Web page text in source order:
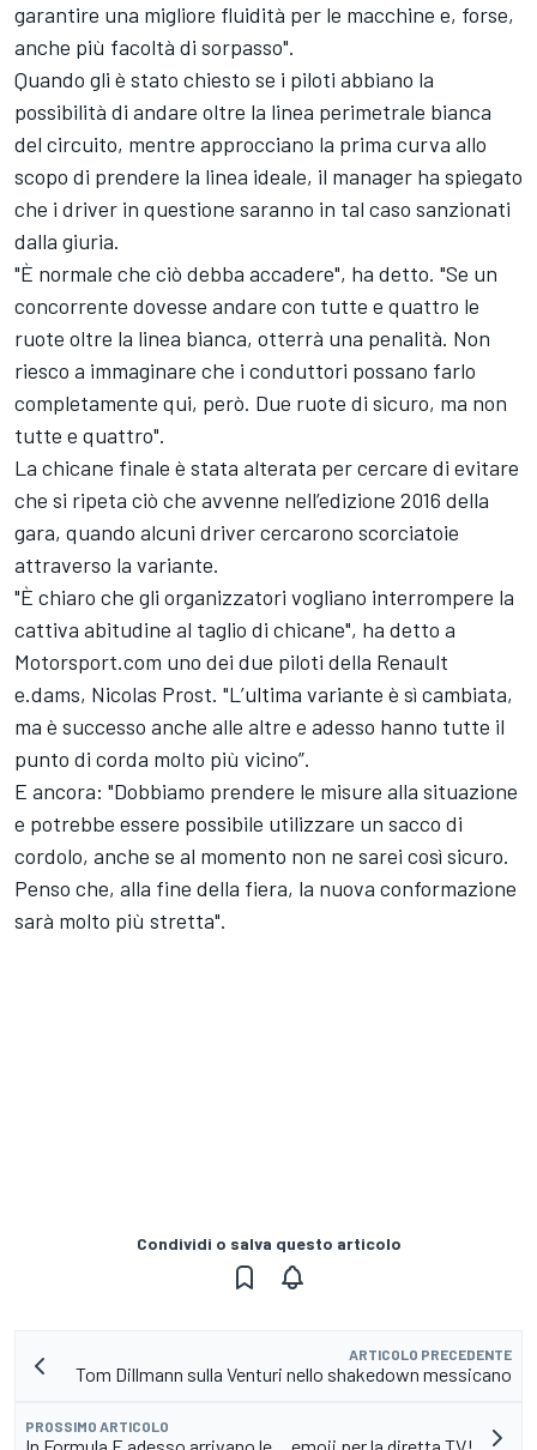
garantire una migliore fluidità per le macchine e, forse,
anche più facoltà di sorpasso".
Quando gli è stato chiesto se i piloti abbiano la
possibilità di andare oltre la linea perimetrale bianca
del circuito, mentre approcciano la prima curva allo
scopo di prendere la linea ideale, il manager ha spiegato
che i driver in questione saranno in tal caso sanzionati
dalla giuria.
"È normale che ciò debba accadere", ha detto. "Se un
concorrente dovesse andare con tutte e quattro le
ruote oltre la linea bianca, otterrà una penalità. Non
riesco a immaginare che i conduttori possano farlo
completamente qui, però. Due ruote di sicuro, ma non
tutte e quattro".
La chicane finale è stata alterata per cercare di evitare
che si ripeta ciò che avvenne nell’edizione 2016 della
gara, quando alcuni driver cercarono scorciatoie
attraverso la variante.
"È chiaro che gli organizzatori vogliano interrompere la
cattiva abitudine al taglio di chicane", ha detto a
Motorsport.com uno dei due piloti della Renault
e.dams, Nicolas Prost. "L’ultima variante è sì cambiata,
ma è successo anche alle altre e adesso hanno tutte il
punto di corda molto più vicino”.
E ancora: "Dobbiamo prendere le misure alla situazione
e potrebbe essere possibile utilizzare un sacco di
cordolo, anche se al momento non ne sarei così sicuro.
Penso che, alla fine della fiera, la nuova conformazione
sarà molto più stretta".
Condividi o salva questo articolo
ARTICOLO PRECEDENTE
Tom Dillmann sulla Venturi nello shakedown messicano
PROSSIMO ARTICOLO